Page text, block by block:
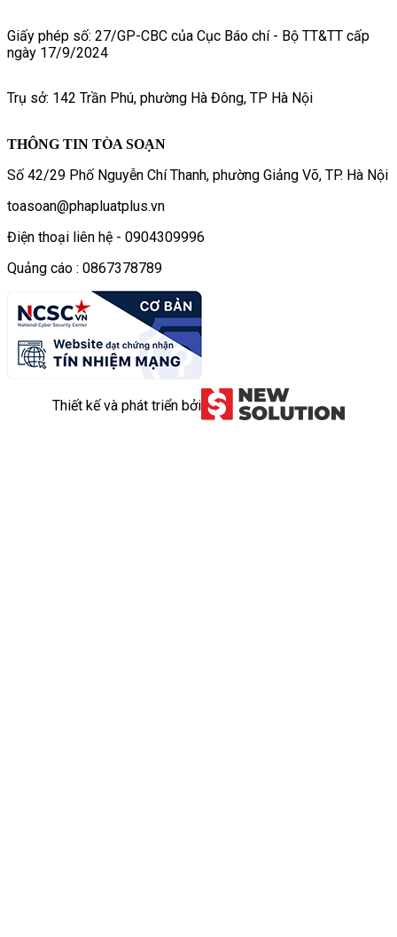
Giấy phép số: 27/GP-CBC của Cục Báo chí - Bộ TT&TT cấp
ngày 17/9/2024
Trụ sở: 142 Trần Phú, phường Hà Đông, TP Hà Nội
THÔNG TIN TÒA SOẠN
Số 42/29 Phố Nguyễn Chí Thanh, phường Giảng Võ, TP. Hà Nội
toasoan@phapluatplus.vn
Điện thoại liên hệ - 0904309996
Quảng cáo : 0867378789
Thiết kế và phát triển bởi